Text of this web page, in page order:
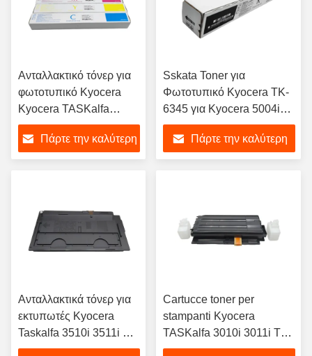
Ανταλλακτικό τόνερ για
φωτοτυπικό Kyocera
Kyocera TASKalfa
5052ci 5053i 6052ci
6053ci TK-8515 TK-
8516 TK-8517 TK-8518
Πάρτε την καλύτερη
Sskata Toner για
Φωτοτυπικό Kyocera TK-
6345 για Kyocera 5004i
6004i 7004i 4004 5004
6004 7004i Φωτοτυπικό
Πάρτε την καλύτερη
Ανταλλακτικά τόνερ για
εκτυπωτές Kyocera
Taskalfa 3510i 3511i TK
7205 TK-7205
Cartucce toner per
stampanti Kyocera
TASKalfa 3010i 3011i TK-
7105 TK 7105